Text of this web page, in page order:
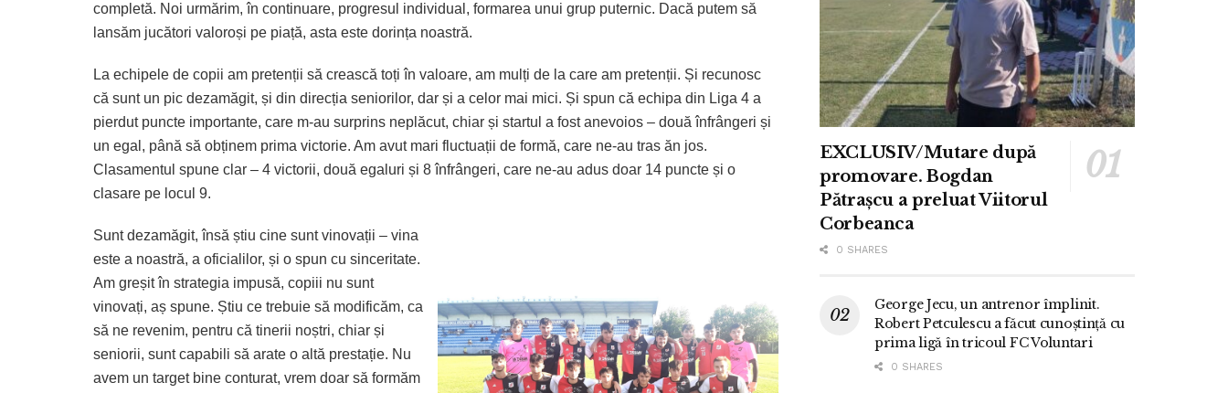
completă. Noi urmărim, în continuare, progresul individual, formarea unui grup puternic. Dacă putem să
lansăm jucători valoroși pe piață, asta este dorința noastră.
La echipele de copii am pretenții să crească toți în valoare, am mulți de la care am pretenții. Și recunosc
că sunt un pic dezamăgit, și din direcția seniorilor, dar și a celor mai mici. Și spun că echipa din Liga 4 a
pierdut puncte importante, care m-au surprins neplăcut, chiar și startul a fost anevoios – două înfrângeri și
un egal, până să obținem prima victorie. Am avut mari fluctuații de formă, care ne-au tras ăn jos.
Clasamentul spune clar – 4 victorii, două egaluri și 8 înfrângeri, care ne-au adus doar 14 puncte și o
clasare pe locul 9.
Sunt dezamăgit, însă știu cine sunt vinovații – vina
este a noastră, a oficialilor, și o spun cu sinceritate.
Am greșit în strategia impusă, copiii nu sunt
vinovați, aș spune. Știu ce trebuie să modificăm, ca
să ne revenim, pentru că tinerii noștri, chiar și
seniorii, sunt capabili să arate o altă prestație. Nu
avem un target bine conturat, vrem doar să formăm
EXCLUSIV/Mutare după
promovare. Bogdan
Pătrașcu a preluat Viitorul
Corbeanca
0 SHARES
George Jecu, un antrenor împlinit.
Robert Petculescu a făcut cunoștință cu
prima ligă în tricoul FC Voluntari
0 SHARES